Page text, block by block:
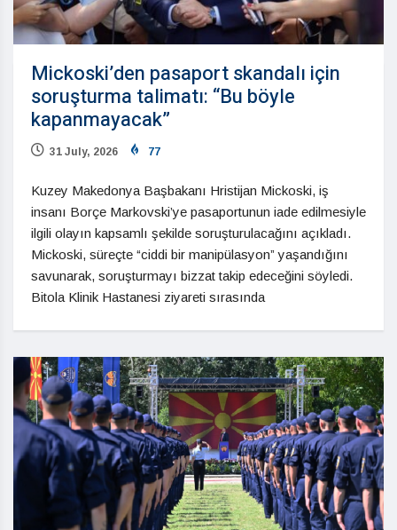
Mickoski’den pasaport skandalı için
soruşturma talimatı: “Bu böyle
kapanmayacak”
31 July, 2026 77
Kuzey Makedonya Başbakanı Hristijan Mickoski, iş
insanı Borçe Markovski’ye pasaportunun iade edilmesiyle
ilgili olayın kapsamlı şekilde soruşturulacağını açıkladı.
Mickoski, süreçte “ciddi bir manipülasyon” yaşandığını
savunarak, soruşturmayı bizzat takip edeceğini söyledi.
Bitola Klinik Hastanesi ziyareti sırasında